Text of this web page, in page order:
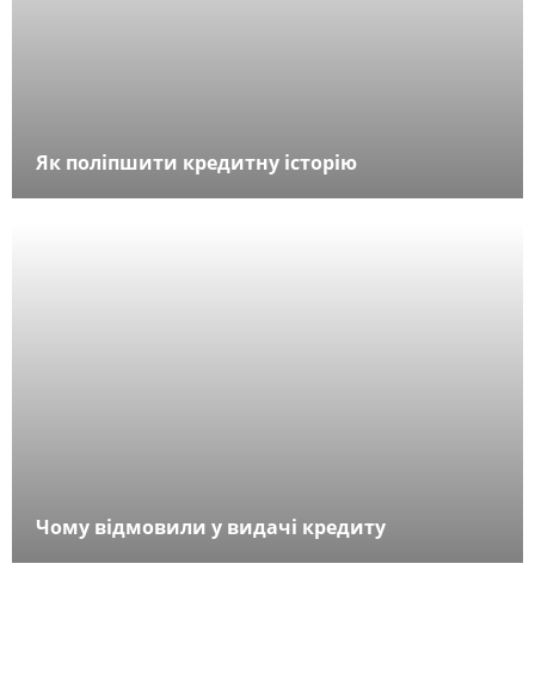
Як поліпшити кредитну історію
Чому відмовили у видачі кредиту